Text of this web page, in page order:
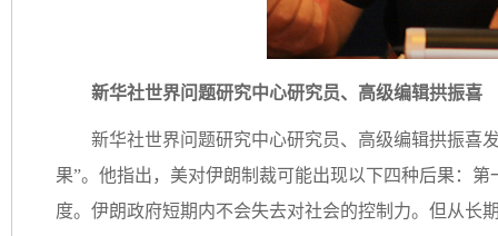
新华社世界问题研究中心研究员、高级编辑拱振喜
新华社世界问题研究中心研究员、高级编辑拱振喜
果”。他指出，美对伊朗制裁可能出现以下四种后果：
度。伊朗政府短期内不会失去对社会的控制力。但从长